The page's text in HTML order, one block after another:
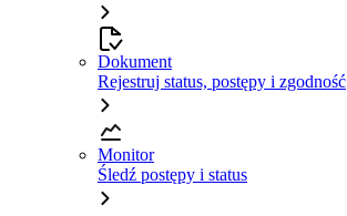
Dokument
Rejestruj status, postępy i zgodność
Monitor
Śledź postępy i status